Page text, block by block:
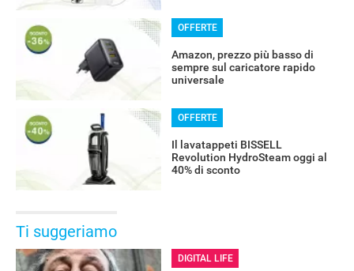
OFFERTE
Amazon, prezzo più basso di
sempre sul caricatore rapido
universale
OFFERTE
Il lavatappeti BISSELL
Revolution HydroSteam oggi al
40% di sconto
Ti suggeriamo
DIGITAL LIFE